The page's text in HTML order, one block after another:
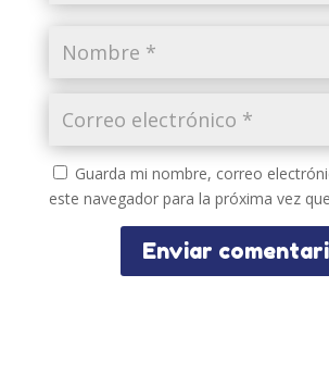
Guarda mi nombre, correo
este navegador para la próxima vez
Enviar